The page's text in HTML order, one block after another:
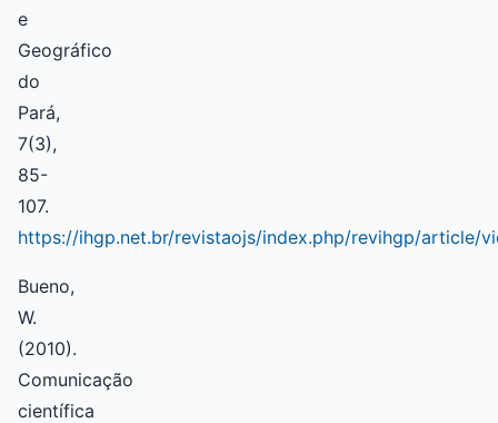
e
Geográfico
do
Pará,
7(3),
85-
107.
https://ihgp.net.br/revistaojs/index.php/revihgp/article/
Bueno,
W.
(2010).
Comunicação
científica